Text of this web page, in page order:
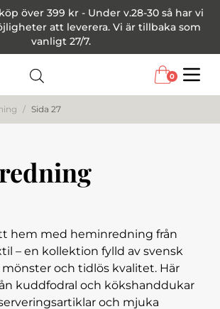
över 399 kr - Under v.28-30 så har vi
att leverera. Vi är tillbaka som
vanligt 27/7.
0
/ Sida 27
hem med heminredning från
– en kollektion fylld av svensk
mönster och tidlös kvalitet. Här
kuddfodral och kökshanddukar
och mjuka